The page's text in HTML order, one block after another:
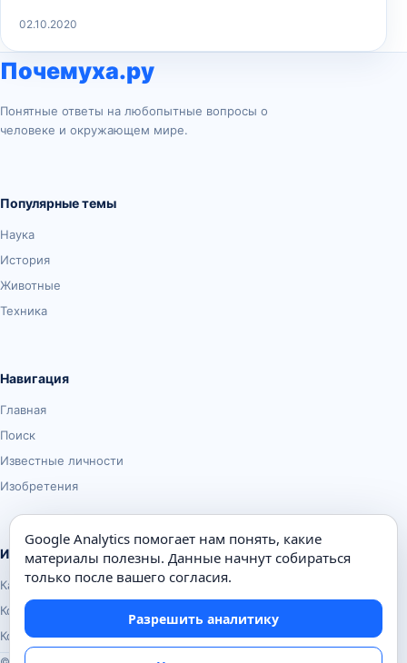
02.10.2020
Почемуха.ру
Понятные ответы на любопытные вопросы о
человеке и окружающем мире.
Популярные темы
Наука
История
Животные
Техника
Навигация
Главная
Поиск
Известные личности
Изобретения
Информация
Карта сайта
Контакты
Конфиденциальность
Google Analytics помогает нам понять, какие
материалы полезны. Данные начнут собираться
только после вашего согласия.
Разрешить аналитику